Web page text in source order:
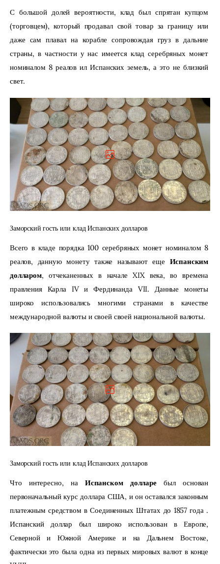
С большой долей вероятности, клад был спрятан купцом
(торговцем), который продавал свой товар за границу или
даже сам плавал на корабле сопровождая груз в дальние
страны, в частности у нас имеется клад серебряных монет
номиналом 8 реалов ил Испанских земель, а это не близкий
свет.
Заморский гость или клад Испанских долларов
Всего в кладе порядка 100 серебряных монет номиналом 8
реалов, данную монету также называют еще Испанским
долларом, отчеканенных в начале XIX века, во времена
правления Карла IV и Фердинанда VII. Данные монеты
широко использовались многими странами в качестве
международной валюты и своей своей национальной валюты.
Заморский гость или клад Испанских долларов
Что интересно, на Испанском долларе был основан
первоначальный курс доллара США, и он оставался законным
платежным средством в Соединенных Штатах до 1857 года .
Испанский доллар был широко использован в Европе,
Северной и Южной Америке и на Дальнем Востоке,
фактически это была одна из первых мировых валют в конце